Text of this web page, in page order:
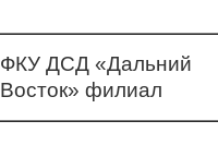
ФКУ ДСД «Дальний
Восток» филиал